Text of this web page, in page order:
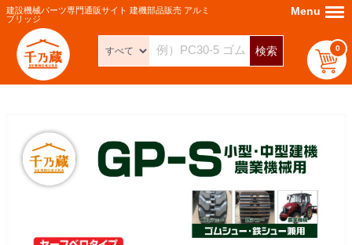
建設機械パーツ専門通販サイト 建機部品販売 アルミ
ブリッジ
検索 0
Menu Menu